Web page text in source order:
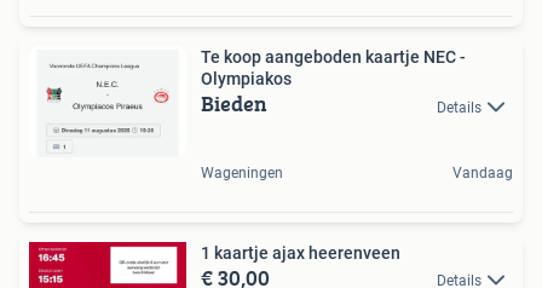
Te koop aangeboden kaartje NEC -
Olympiakos
Bieden Details
Wageningen Vandaag
1 kaartje ajax heerenveen
€ 30,00 Details